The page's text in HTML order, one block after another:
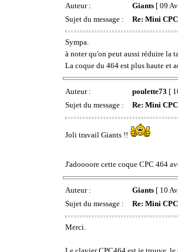
Auteur : Giants [ 09
Sujet du message :
Re: Mini
Sympa.
à noter qu'on peut aussi réduire la
La coque du 464 est plus haute et
Auteur : poulette73 [
Sujet du message :
Re: Mini
Joli travail Giants !!
J'adoooore cette coque CPC 464
Auteur : Giants [ 10
Sujet du message :
Re: Mini
Merci.